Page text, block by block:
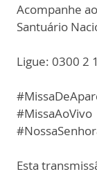
Acompanhe
Santuário
Ligue: 0300 2
#MissaAoVivo
Esta